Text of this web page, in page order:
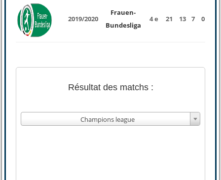
2019/2020
Frauen-
Bundesliga
4 e 21 13 7 0
Résultat des matchs :
Champions league